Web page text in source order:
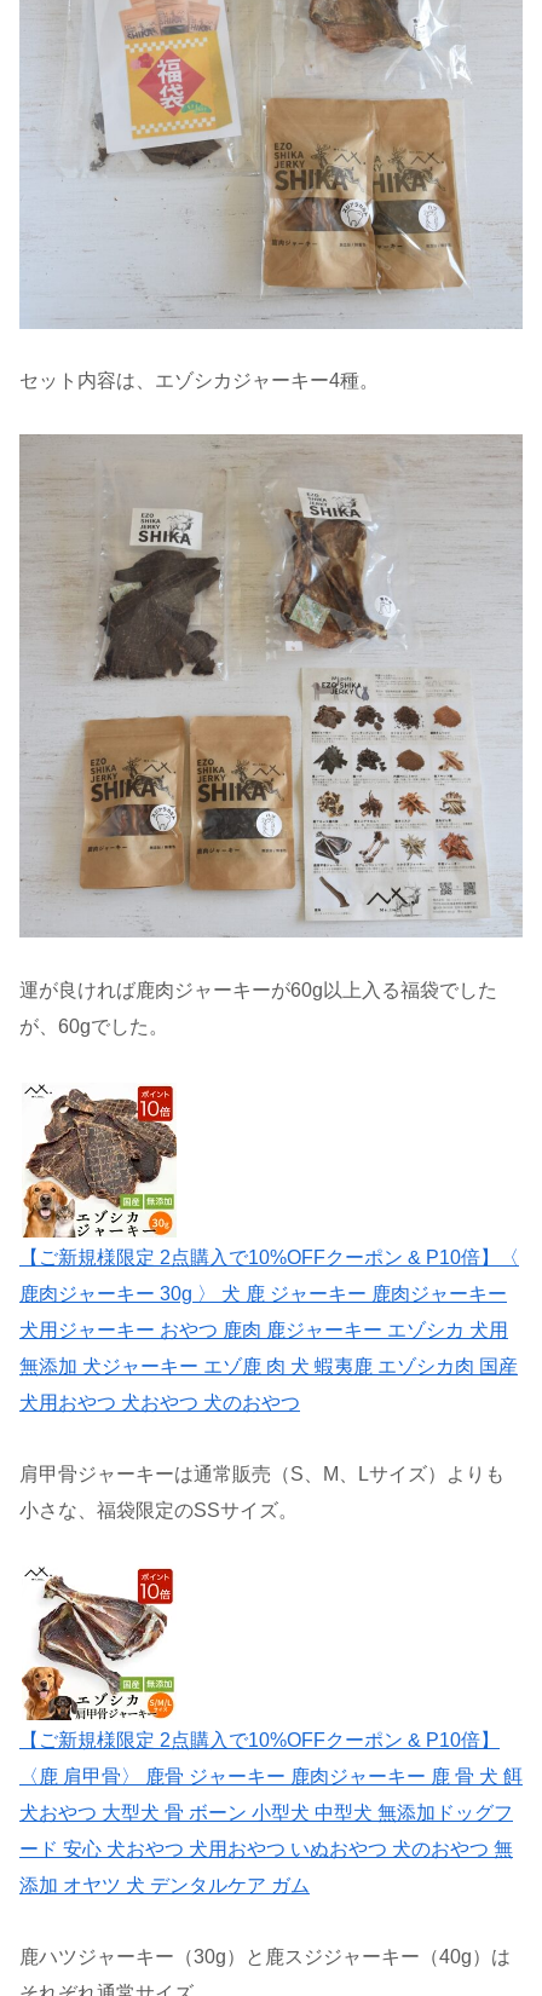
セット内容は、エゾシカジャーキー4種。
運が良ければ鹿肉ジャーキーが60g以上入る福袋でした
が、60gでした。
【ご新規様限定 2点購入で10%OFFクーポン & P10倍】〈
鹿肉ジャーキー 30g 〉 犬 鹿 ジャーキー 鹿肉ジャーキー
犬用ジャーキー おやつ 鹿肉 鹿ジャーキー エゾシカ 犬用
無添加 犬ジャーキー エゾ鹿 肉 犬 蝦夷鹿 エゾシカ肉 国産
犬用おやつ 犬おやつ 犬のおやつ
肩甲骨ジャーキーは通常販売（S、M、Lサイズ）よりも
小さな、福袋限定のSSサイズ。
【ご新規様限定 2点購入で10%OFFクーポン & P10倍】
〈鹿 肩甲骨〉 鹿骨 ジャーキー 鹿肉ジャーキー 鹿 骨 犬 餌
犬おやつ 大型犬 骨 ボーン 小型犬 中型犬 無添加ドッグフ
ード 安心 犬おやつ 犬用おやつ いぬおやつ 犬のおやつ 無
添加 オヤツ 犬 デンタルケア ガム
鹿ハツジャーキー（30g）と鹿スジジャーキー（40g）は